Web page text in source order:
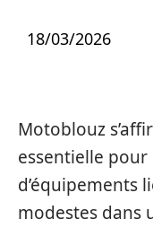
18/03/2026
Motoblouz
essentielle
d’équipements
modestes dans